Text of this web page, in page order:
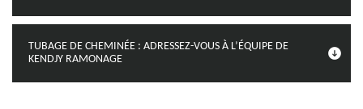
TUBAGE DE CHEMINÉE : ADRESSEZ-VOUS À L’ÉQUIPE DE
KENDJY RAMONAGE